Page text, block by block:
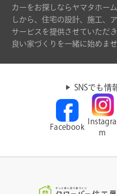
カーをお探しならヤマタホー
しから、住宅の設計、施工、
サービスを提供させていただ
良い家づくりを一緒に始めま
SNSでも情
Facebook
Instagra
m